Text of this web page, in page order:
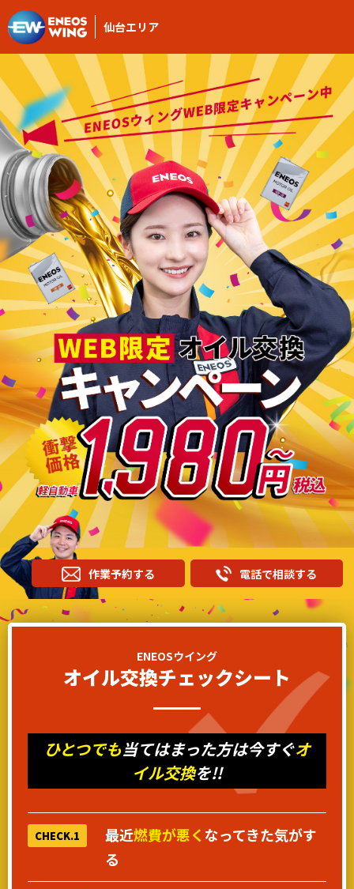
仙台エリア
作業予約する 電話で相談する
ENEOSウイング
オイル交換チェックシート
ひとつでも当てはまった方は今すぐオ
イル交換を!!
CHECK.1 最近燃費が悪く なってきた気がす
る